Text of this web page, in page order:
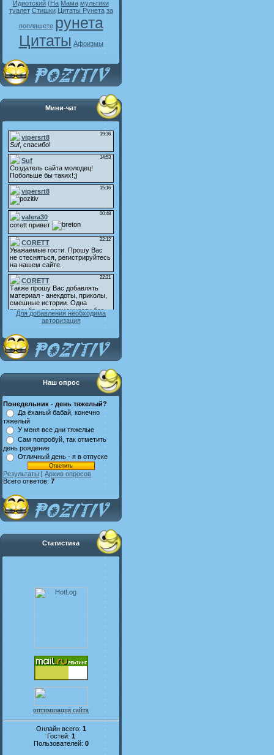
Идиотский (На Мама мультики
туалет Стишки Цитаты Рунета за
попляшете рунета
Цитаты Афоизмы
Мини-чат
Для добавления необходима
авторизация
Наш опрос
Понедельник - день тяжелый?
Да ёханый бабай, конечно
тяжелый
У меня все дни тяжелые
Сам попробуй, так отметить
день рождение
Отличный день - я в отпуске
Результаты | Архив опросов
Всего ответов: 7
Статистика
оптимизация сайта
Онлайн всего: 1
Гостей: 1
Пользователей: 0